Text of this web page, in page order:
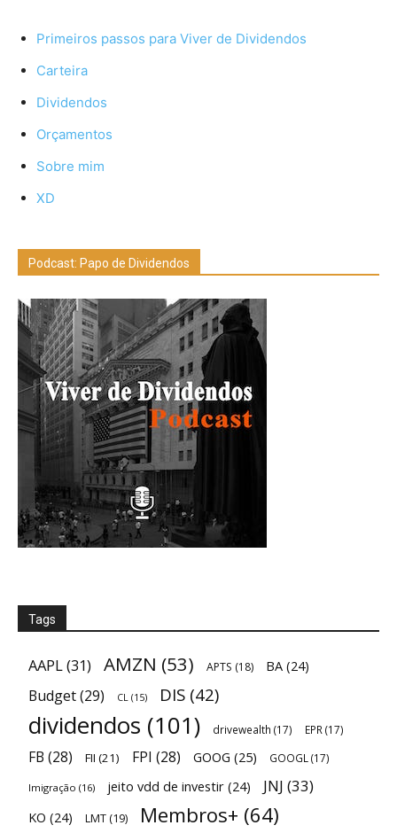
Primeiros passos para Viver de Dividendos
Carteira
Dividendos
Orçamentos
Sobre mim
XD
Podcast: Papo de Dividendos
Tags
AAPL(31) AMZN (53) APTS (18) BA (24)
Budget(29) CL (15) DIS (42)
dividendos (101) drivewealth (17) EPR (17)
FB (28) FII (21) FPI (28) GOOG (25) GOOGL (17)
Imigração (16) jeito vdd de investir (24) JNJ (33)
KO (24) LMT (19) Membros+ (64)